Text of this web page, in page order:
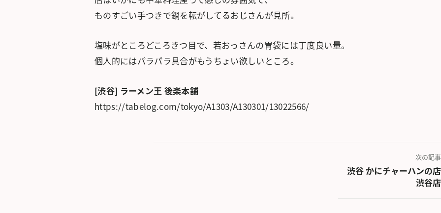
ものすごい手つきで鍋を転がしてるおじさんが見所。
塩味がところどころきつ目で、若おっさんの胃袋には丁度良い量。
個人的にはパラパラ具合がもうちょい欲しいところ。
[渋谷] ラーメン王 後楽本舗
https://tabelog.com/tokyo/A1303/A130301/13022566/
次の記事
渋谷 かにチャーハンの店
渋谷店